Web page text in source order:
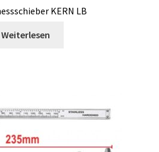
Analyse
KERN LB
Weiterlesen